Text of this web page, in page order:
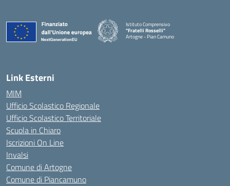
Istituto Comprensivo
"Fratelli Rosselli"
Artogne - Pian Camuno
— Visita la pagina iniziale della scuola
Link Esterni
MIM
Ufficio Scolastico Regionale
Ufficio Scolastico Territoriale
Scuola in Chiaro
Iscrizioni On Line
Invalsi
Comune di Artogne
Comune di Piancamuno